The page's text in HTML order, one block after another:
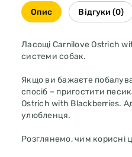
Опис Відгуки (0)
Ласощі Carnilove Ostrich
системи собак.
Якщо ви бажаєте
спосіб – пригостити
Ostrich with Blackberries.
улюбленця.
Розглянемо, чим корисні